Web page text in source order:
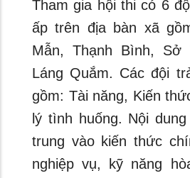
Tham gia hội thi có 6
ấp trên địa bàn xã
Mẫn, Thạnh Bình,
Láng Quắm. Các đội
gồm: Tài năng, Kiến
lý tình huống. Nội
trung vào kiến thức
nghiệp vụ, kỹ năng